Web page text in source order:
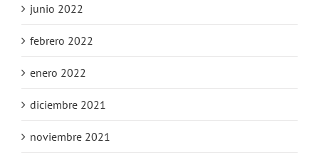
junio 2022
febrero 2022
enero 2022
diciembre 2021
noviembre 2021